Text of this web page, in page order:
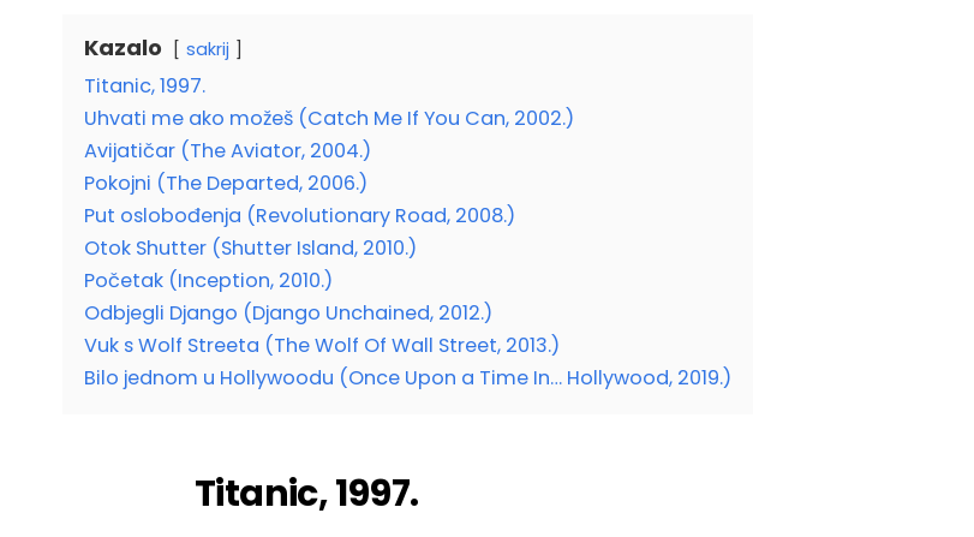
Kazalo sakrij
Titanic, 1997.
Uhvati me ako možeš (Catch Me If You Can, 2002.)
Avijatičar (The Aviator, 2004.)
Pokojni (The Departed, 2006.)
Put oslobođenja (Revolutionary Road, 2008.)
Otok Shutter (Shutter Island, 2010.)
Početak (Inception, 2010.)
Odbjegli Django (Django Unchained, 2012.)
Vuk s Wolf Streeta (The Wolf Of Wall Street, 2013.)
Bilo jednom u Hollywoodu (Once Upon a Time In… Hollywood, 2019.)
Titanic, 1997.